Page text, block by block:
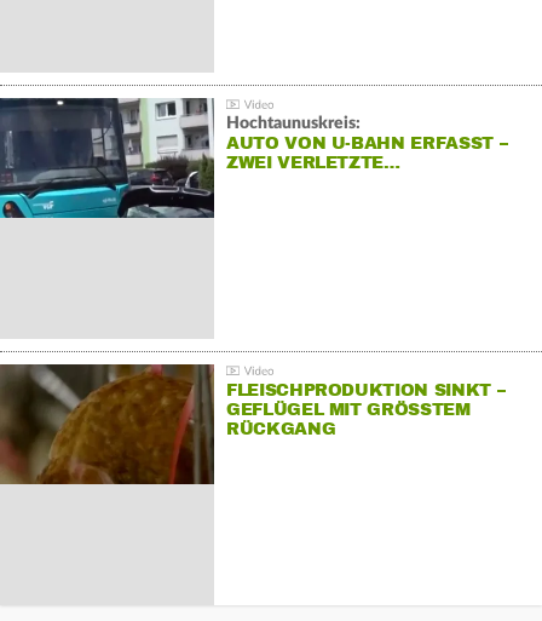
Hochtaunuskreis:
AUTO VON U-BAHN ERFASST –
ZWEI VERLETZTE…
FLEISCHPRODUKTION SINKT –
GEFLÜGEL MIT GRÖSSTEM R
ÜCKGANG